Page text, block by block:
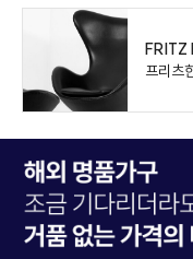
FRITZ
프리츠